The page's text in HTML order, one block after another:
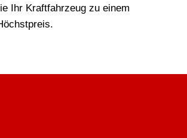
Ihr Kraftfahrzeug zu einem